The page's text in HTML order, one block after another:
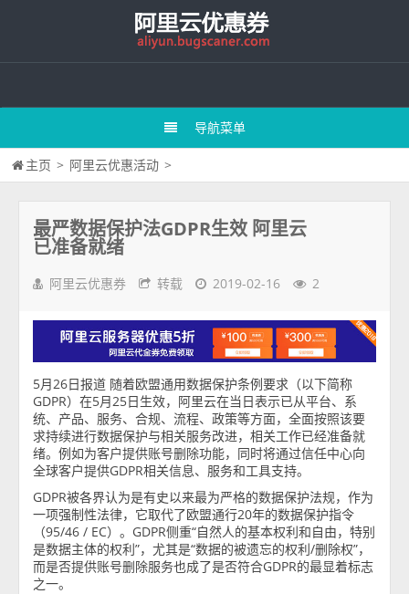
导航菜单
主页 > 阿里云优惠活动 >
最严数据保护法GDPR生效 阿里云
已准备就绪
阿里云优惠券 转载 2019-02-16 2
5月26日报道 随着欧盟通用数据保护条例要求（以下简称
GDPR）在5月25日生效，阿里云在当日表示已从平台、系
统、产品、服务、合规、流程、政策等方面，全面按照该要
求持续进行数据保护与相关服务改进，相关工作已经准备就
绪。例如为客户提供账号删除功能，同时将通过信任中心向
全球客户提供GDPR相关信息、服务和工具支持。
GDPR被各界认为是有史以来最为严格的数据保护法规，作为
一项强制性法律，它取代了欧盟通行20年的数据保护指令
（95/46 / EC）。GDPR侧重“自然人的基本权利和自由，特别
是数据主体的权利”，尤其是“数据的被遗忘的权利/删除权”，
而是否提供账号删除服务也成了是否符合GDPR的最显着标志
之一。